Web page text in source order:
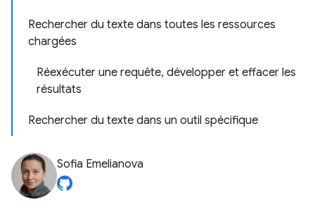
Rechercher du texte dans toutes les ressources
chargées
Réexécuter une requête, développer et effacer les
résultats
Rechercher du texte dans un outil spécifique
Sofia Emelianova